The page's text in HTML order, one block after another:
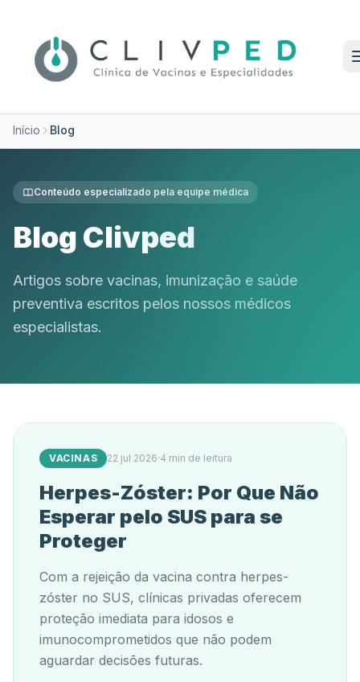
Início Blog
Conteúdo especializado pela equipe médica
Blog Clivped
Artigos sobre vacinas, imunização e saúde
preventiva escritos pelos nossos médicos
especialistas.
VACINAS 22 jul 2026·4 min de leitura
Herpes-Zóster: Por Que Não
Esperar pelo SUS para se
Proteger
Com a rejeição da vacina contra herpes-
zóster no SUS, clínicas privadas oferecem
proteção imediata para idosos e
imunocomprometidos que não podem
aguardar decisões futuras.